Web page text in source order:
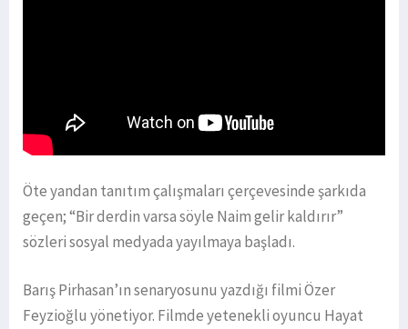
Öte yandan tanıtım çalışmaları çerçevesinde şarkıda
geçen; “Bir derdin varsa söyle Naim gelir kaldırır”
sözleri sosyal medyada yayılmaya başladı.
Barış Pirhasan’ın senaryosunu yazdığı filmi Özer
Feyzioğlu yönetiyor. Filmde yetenekli oyuncu Hayat